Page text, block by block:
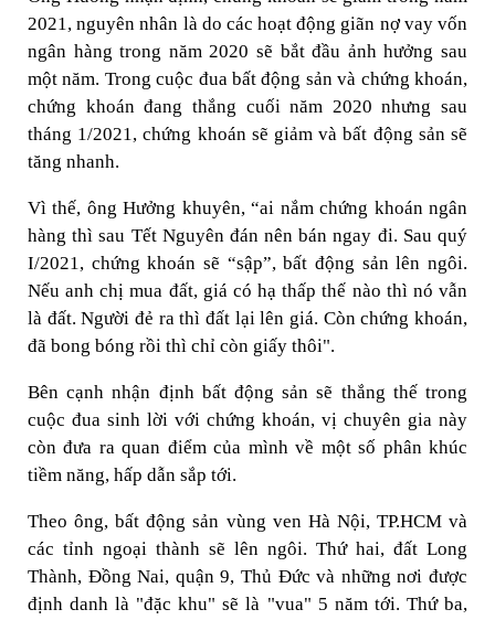
2021, nguyên nhân là do các hoạt động giãn nợ vay vốn
ngân hàng trong năm 2020 sẽ bắt đầu ảnh hưởng sau
một năm. Trong cuộc đua bất động sản và chứng khoán,
chứng khoán đang thắng cuối năm 2020 nhưng sau
tháng 1/2021, chứng khoán sẽ giảm và bất động sản sẽ
tăng nhanh.
Vì thế, ông Hưởng khuyên, “ai nắm chứng khoán ngân
hàng thì sau Tết Nguyên đán nên bán ngay đi. Sau quý
I/2021, chứng khoán sẽ “sập”, bất động sản lên ngôi.
Nếu anh chị mua đất, giá có hạ thấp thế nào thì nó vẫn
là đất. Người đẻ ra thì đất lại lên giá. Còn chứng khoán,
đã bong bóng rồi thì chỉ còn giấy thôi".
Bên cạnh nhận định bất động sản sẽ thắng thế trong
cuộc đua sinh lời với chứng khoán, vị chuyên gia này
còn đưa ra quan điểm của mình về một số phân khúc
tiềm năng, hấp dẫn sắp tới.
Theo ông, bất động sản vùng ven Hà Nội, TP.HCM và
các tỉnh ngoại thành sẽ lên ngôi. Thứ hai, đất Long
Thành, Đồng Nai, quận 9, Thủ Đức và những nơi được
định danh là "đặc khu" sẽ là "vua" 5 năm tới. Thứ ba,